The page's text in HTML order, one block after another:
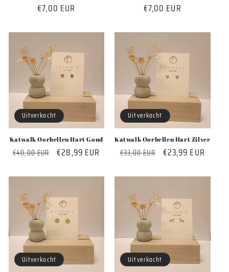
Normale
€7,00 EUR
Normale
€7,00 EUR
Uitverkocht
Katwalk Oorbellen Hart Goud
Normale
€40,00 EUR Aanbiedingsprijs
€28,99 EUR
Uitverkocht
Katwalk Oorbellen Hart Zilver
Normale
€33,00 EUR Aanbiedingsprijs
€23,99 EUR
Uitverkocht Uitverkocht